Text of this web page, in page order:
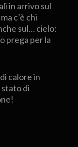
in arrivo sul
c’è chi
sul… cielo:
prega per la
calore in
di